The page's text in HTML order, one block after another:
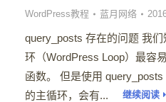
WordPress教程 蓝月网络
query_posts 存在的问题 我
环（WordPress Loop）最容
函数。 但是使用
的主循环，会有...
继续阅读